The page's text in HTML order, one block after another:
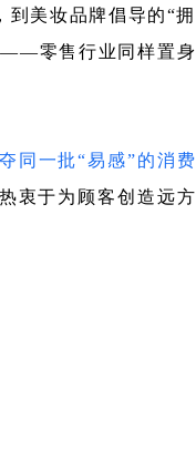
美妆品牌倡导的“拥
零售行业同样置身
同一批“易感”的消费
衷于为顾客创造远方